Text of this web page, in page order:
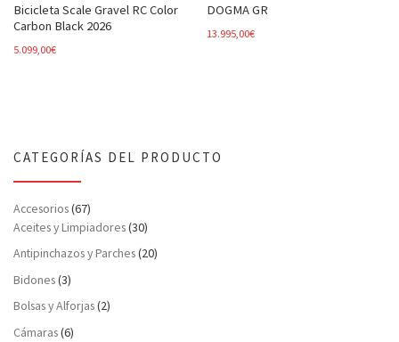
Bicicleta Scale Gravel RC Color
Carbon Black 2026
5.099,00€
DOGMA GR
13.995,00€
CATEGORÍAS DEL PRODUCTO
Accesorios(67)
Aceites y Limpiadores(30)
Antipinchazos y Parches(20)
Bidones(3)
Bolsas y Alforjas(2)
Cámaras(6)